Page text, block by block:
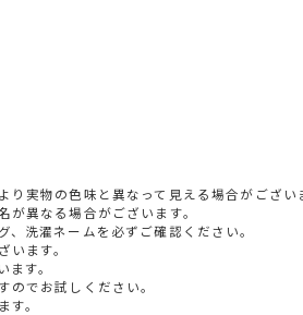
実物の色味と異なって見える場合がござい
異なる場合がございます。
洗濯ネームを必ずご確認ください。
います。
す。
のでお試しください。
す。